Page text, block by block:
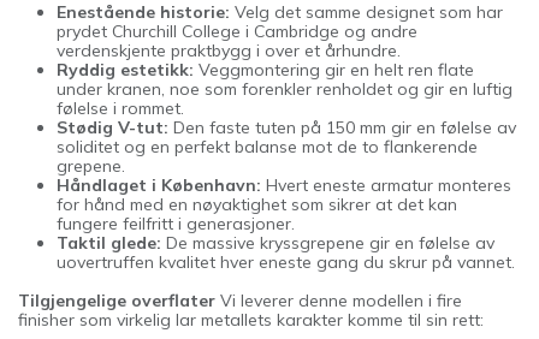
Enestående historie: Velg det samme designet som har
prydet Churchill College i Cambridge og andre
verdenskjente praktbygg i over et århundre.
Ryddig estetikk: Veggmontering gir en helt ren flate
under kranen, noe som forenkler renholdet og gir en luftig
følelse i rommet.
Stødig V-tut: Den faste tuten på 150 mm gir en følelse av
soliditet og en perfekt balanse mot de to flankerende
grepene.
Håndlaget i København: Hvert eneste armatur monteres
for hånd med en nøyaktighet som sikrer at det kan
fungere feilfritt i generasjoner.
Taktil glede: De massive kryssgrepene gir en følelse av
uovertruffen kvalitet hver eneste gang du skrur på vannet.
Tilgjengelige overflater Vi leverer denne modellen i fire
finisher som virkelig lar metallets karakter komme til sin rett: